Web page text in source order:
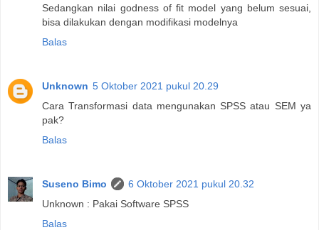
Sedangkan nilai godness of fit model yang belum sesuai,
bisa dilakukan dengan modifikasi modelnya
Balas
Unknown 5 Oktober 2021 pukul 20.29
Cara Transformasi data mengunakan SPSS atau SEM ya
pak?
Balas
Suseno Bimo
6 Oktober 2021 pukul 20.32
Unknown : Pakai Software SPSS
Balas